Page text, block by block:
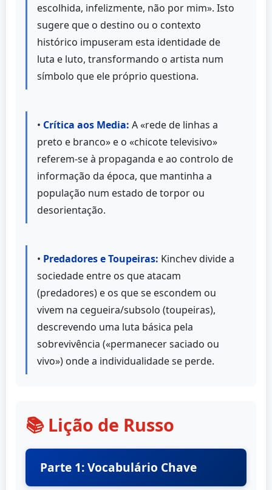
escolhida, infelizmente, não por mim». Isto
sugere que o destino ou o contexto
histórico impuseram esta identidade de
luta e luto, transformando o artista num
símbolo que ele próprio questiona.
• Crítica aos Media: A «rede de linhas a
preto e branco» e o «chicote televisivo»
referem-se à propaganda e ao controlo de
informação da época, que mantinha a
população num estado de torpor ou
desorientação.
• Predadores e Toupeiras: Kinchev divide a
sociedade entre os que atacam
(predadores) e os que se escondem ou
vivem na cegueira/subsolo (toupeiras),
descrevendo uma luta básica pela
sobrevivência («permanecer saciado ou
vivo») onde a individualidade se perde.
📚 Lição de Russo
Parte 1: Vocabulário Chave